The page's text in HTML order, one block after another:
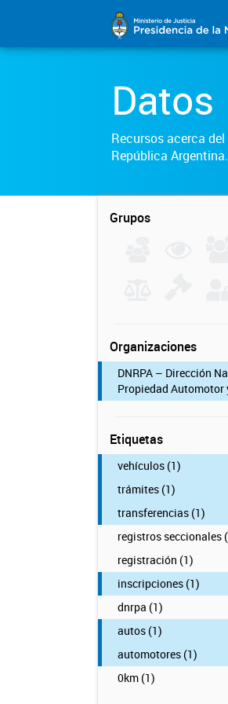
Datos
Recursos acerca
República Argentina.
Grupos
Organizaciones
DNRPA – Dirección
Propiedad Automotor
Etiquetas
vehículos (1)
trámites (1)
transferencias (1)
registros seccionales
registración (1)
inscripciones (1)
dnrpa (1)
autos (1)
automotores (1)
0km (1)